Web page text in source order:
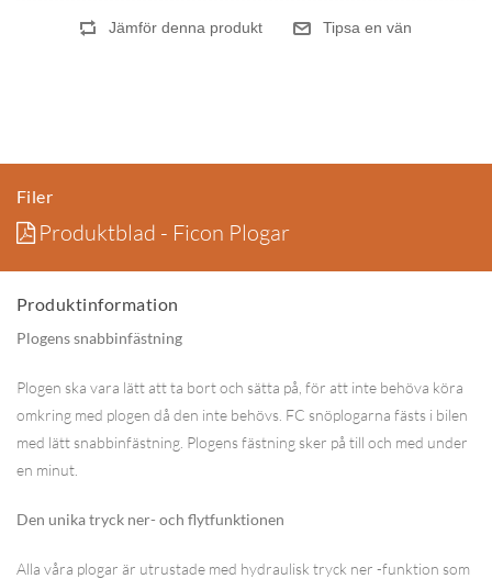
Filer
Produktblad - Ficon Plogar
Produktinformation
Plogens snabbinfästning
Plogen ska vara lätt att ta bort och sätta på, för att inte behöva köra
omkring med plogen då den inte behövs. FC snöplogarna fästs i bilen
med lätt snabbinfästning. Plogens fästning sker på till och med under
en minut.
Den unika tryck ner- och flytfunktionen
Alla våra plogar är utrustade med hydraulisk tryck ner -funktion som